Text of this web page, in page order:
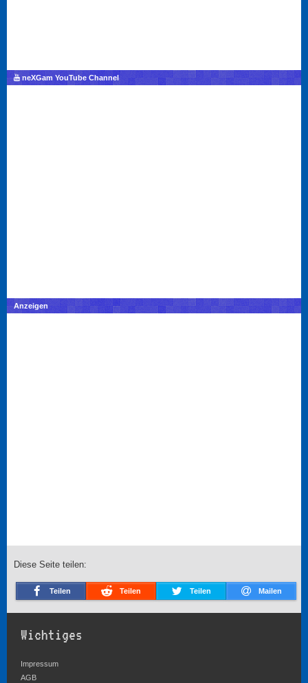
neXGam YouTube Channel
Anzeigen
Diese Seite teilen:
Teilen Teilen Teilen Mailen
Wichtiges
Impressum
AGB